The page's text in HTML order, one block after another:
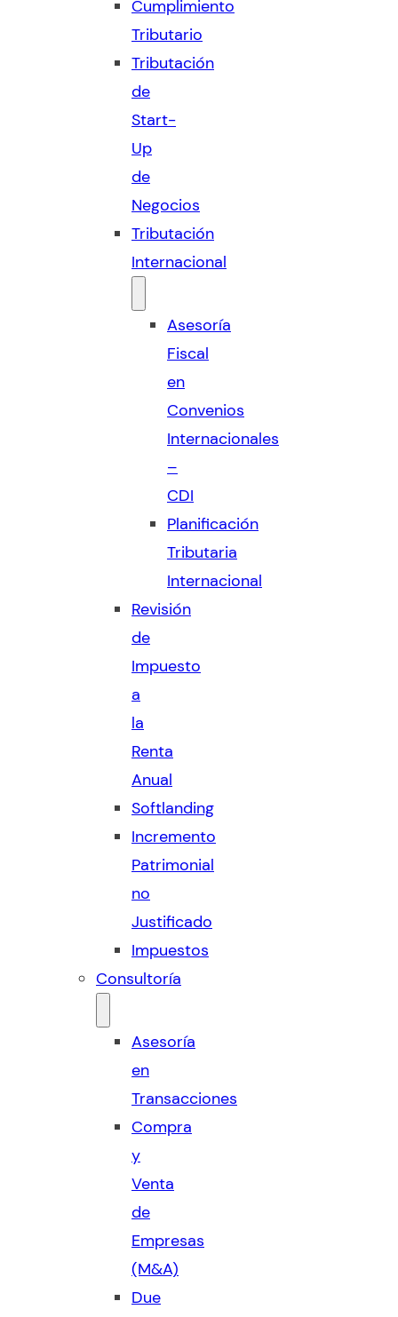
Cumplimiento
Tributario
Tributación
de
Start-
Up
de
Negocios
Tributación
Internacional
Asesoría
Fiscal
en
Convenios
Internacionales
–
CDI
Planificación
Tributaria
Internacional
Revisión
de
Impuesto
a
la
Renta
Anual
Softlanding
Incremento
Patrimonial
no
Justificado
Impuestos
Consultoría
Asesoría
en
Transacciones
Compra
y
Venta
de
Empresas
(M&A)
Due